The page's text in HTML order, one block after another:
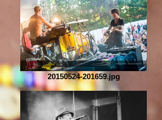
20150524-201659.jpg